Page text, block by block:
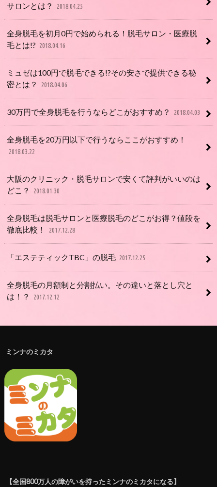
サロンとは？
2018.04.25
全身脱毛を初月0円で始められる！脱毛サロン・医療脱
毛とは!? 2018.04.16
ミュゼは100円で脱毛できる!?その安さで提供できる秘
密とは？
2018.04.06
30万円で全身脱毛を行うならどこがおすすめ？ 2018.04.03
全身脱毛を20万円以下で行うならここがおすすめ！
2018.03.22
大阪のクリニック・脱毛サロンで安くて評判がいいのは
どこ？
2018.01.30
全身脱毛は脱毛サロンと医療脱毛のどこがお得？値段を
徹底比較！
2017.12.28
「エステティックTBC」の脱毛 2017.12.25
全身脱毛の月額制と分割払い。その違いと落とし穴と
は！？
2017.12.12
ミンナのミカタ
【全国800万人の障がいを持ったミンナのミカタになる】